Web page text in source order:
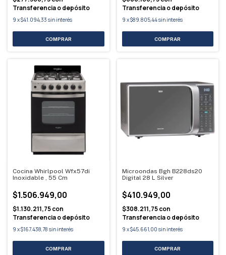
Transferencia o depósito
9 x$41.094,33 sin interés
Transferencia o depósito
9 x$89.805,44sin interés
Cocina Whirlpool Wfx57di
Inoxidable , 55 Cm
$1.506.949,00
$1.130.211,75con
Transferencia o depósito
9 x$167.438,78 sin interés
Microondas Bgh B228ds20
Digital 28 L Silver
$410.949,00
$308.211,75con
Transferencia o depósito
9 x$45.661,00 sin interés